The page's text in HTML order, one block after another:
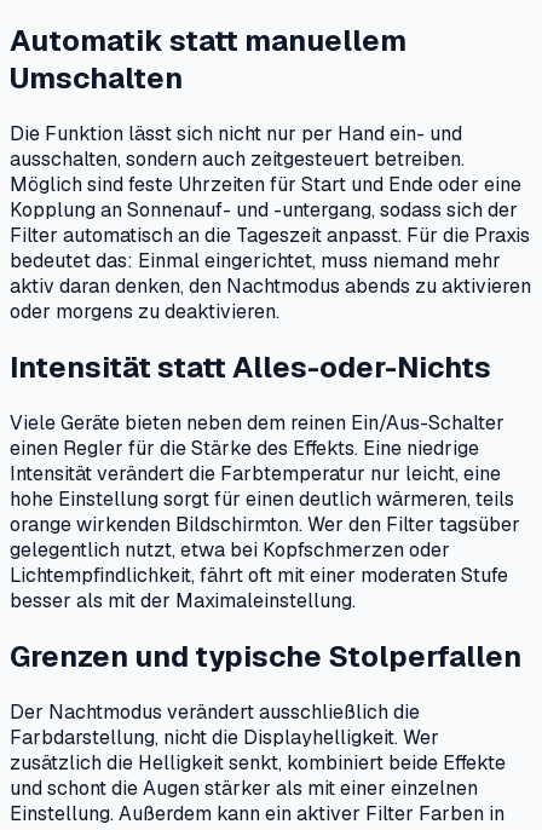
Automatik statt manuellem
Umschalten
Die Funktion lässt sich nicht nur per Hand ein- und
ausschalten, sondern auch zeitgesteuert betreiben.
Möglich sind feste Uhrzeiten für Start und Ende oder eine
Kopplung an Sonnenauf- und -untergang, sodass sich der
Filter automatisch an die Tageszeit anpasst. Für die Praxis
bedeutet das: Einmal eingerichtet, muss niemand mehr
aktiv daran denken, den Nachtmodus abends zu aktivieren
oder morgens zu deaktivieren.
Intensität statt Alles-oder-Nichts
Viele Geräte bieten neben dem reinen Ein/Aus-Schalter
einen Regler für die Stärke des Effekts. Eine niedrige
Intensität verändert die Farbtemperatur nur leicht, eine
hohe Einstellung sorgt für einen deutlich wärmeren, teils
orange wirkenden Bildschirmton. Wer den Filter tagsüber
gelegentlich nutzt, etwa bei Kopfschmerzen oder
Lichtempfindlichkeit, fährt oft mit einer moderaten Stufe
besser als mit der Maximaleinstellung.
Grenzen und typische Stolperfallen
Der Nachtmodus verändert ausschließlich die
Farbdarstellung, nicht die Displayhelligkeit. Wer
zusätzlich die Helligkeit senkt, kombiniert beide Effekte
und schont die Augen stärker als mit einer einzelnen
Einstellung. Außerdem kann ein aktiver Filter Farben in